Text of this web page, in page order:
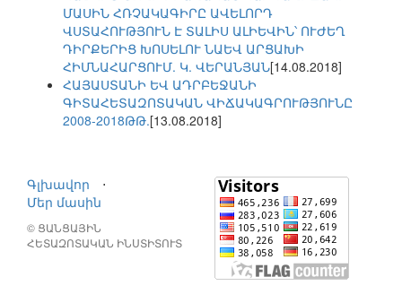
ՄԱՍԻՆ ՀՌՉԱԿԱԳԻՐԸ ԱՎԵԼՈՐԴ
ՎՍՏԱՀՈՒԹՅՈՒՆ Է ՏԱԼԻՍ ԱԼԻԵՎԻՆ՝ ՈՒԺԵՂ
ԴԻՐՔԵՐԻՑ ԽՈՍԵԼՈՒ ՆԱԵՎ ԱՐՑԱԽԻ
ՀԻՄՆԱՀԱՐՑՈՒՄ. Կ. ՎԵՐԱՆՅԱՆ[14.08.2018]
ՀԱՅԱՍՏԱՆԻ ԵՎ ԱԴՐԲԵՋԱՆԻ
ԳԻՏԱՀԵՏԱԶՈՏԱԿԱՆ ՎԻՃԱԿԱԳՐՈՒԹՅՈՒՆԸ
2008-2018ԹԹ.[13.08.2018]
Գլխավոր
⋅
Մեր մասին
© ՑԱՆՑԱՅԻՆ
ՀԵՏԱԶՈՏԱԿԱՆ ԻՆՍՏԻՏՈՒՏ